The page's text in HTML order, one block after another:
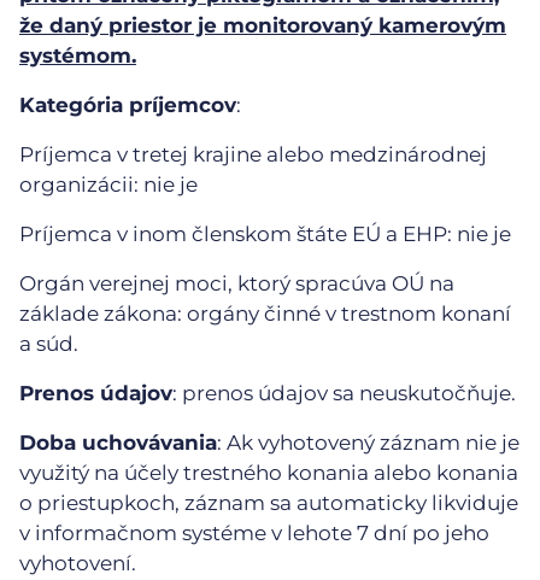
že daný priestor je monitorovaný kamerovým
systémom.
Kategória príjemcov:
Príjemca v tretej krajine alebo medzinárodnej
organizácii: nie je
Príjemca v inom členskom štáte EÚ a EHP: nie je
Orgán verejnej moci, ktorý spracúva OÚ na
základe zákona: orgány činné v trestnom konaní
a súd.
Prenos údajov: prenos údajov sa neuskutočňuje.
Doba uchovávania: Ak vyhotovený záznam nie je
využitý na účely trestného konania alebo konania
o priestupkoch, záznam sa automaticky likviduje
v informačnom systéme v lehote 7 dní po jeho
vyhotovení.